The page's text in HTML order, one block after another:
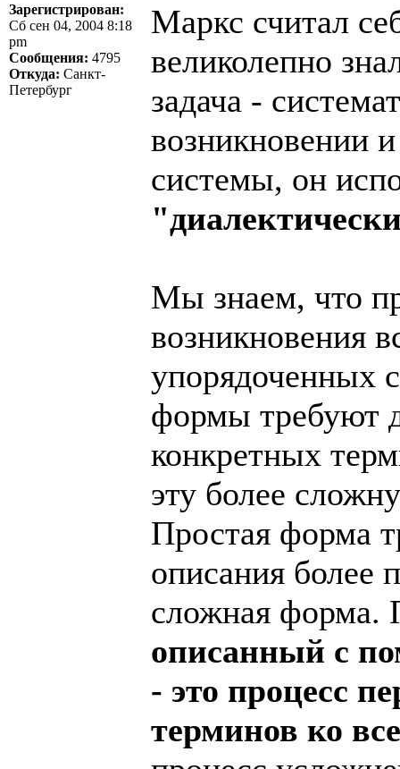
Зарегистрирован:
Сб сен 04, 2004 8:18
pm
Сообщения: 4795
Откуда: Санкт-
Петербург
Маркс считал
великолепно
задача -
возникновении
системы, он
Мы знаем, что
возникновения
упорядоченных
формы требуют
конкретных
эту более
Простая форма
описания более
сложная форма.
описанный с
- это процесс
терминов ко